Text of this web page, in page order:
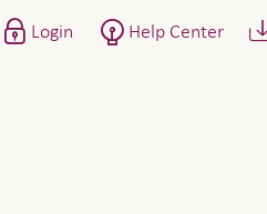
Login Help Center